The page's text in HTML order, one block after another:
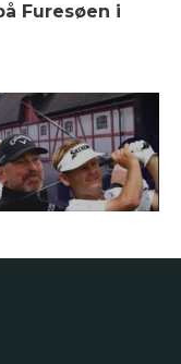
Furesøen i